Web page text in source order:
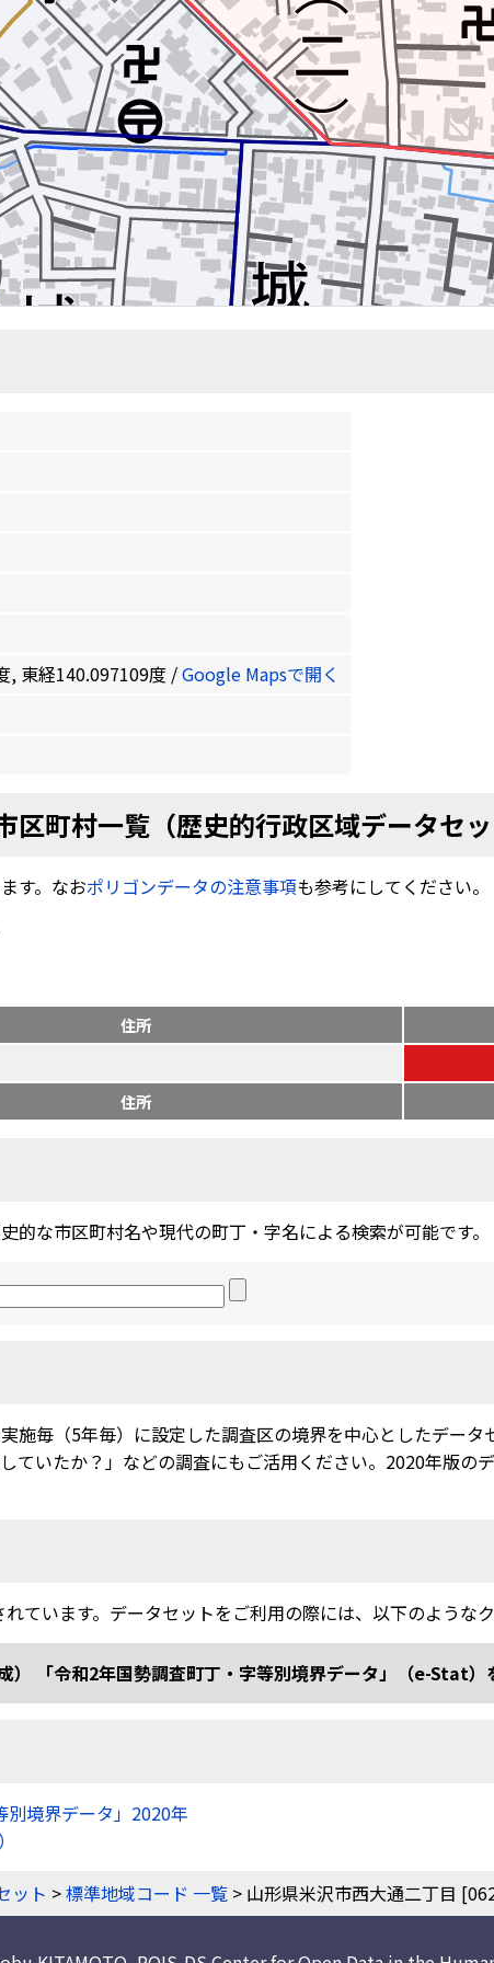
, 東経140.097109度 /Google Mapsで開く
区町村一覧（歴史的行政区域データセ
す。なおポリゴンデータの注意事項も参考にしてください。
住所
住所
的な市区町村名や現代の町丁・字名による検索が可能です。
施毎（5年毎）に設定した調査区の境界を中心としたデータ
ていたか？」などの調査にもご活用ください。2020年版
れています。データセットをご利用の際には、以下のような
） 「令和2年国勢調査町丁・字等別境界データ」（e-Stat
境界データ」2020年
ット >標準地域コード 一覧 > 山形県米沢市西大通二丁目